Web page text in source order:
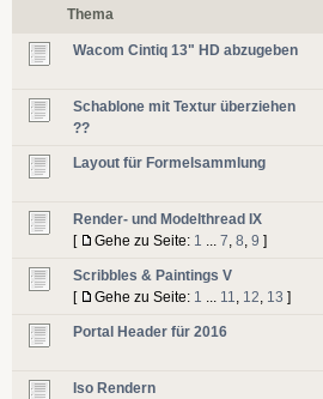
Thema
Wacom Cintiq 13" HD abzugeben
Schablone mit Textur überziehen
??
Layout für Formelsammlung
Render- und Modelthread IX
[
Gehe zu Seite: 1 7 8 9 ]
Scribbles & Paintings V
[
Gehe zu Seite: 1 11 12 13 ]
Portal Header für 2016
Iso Rendern